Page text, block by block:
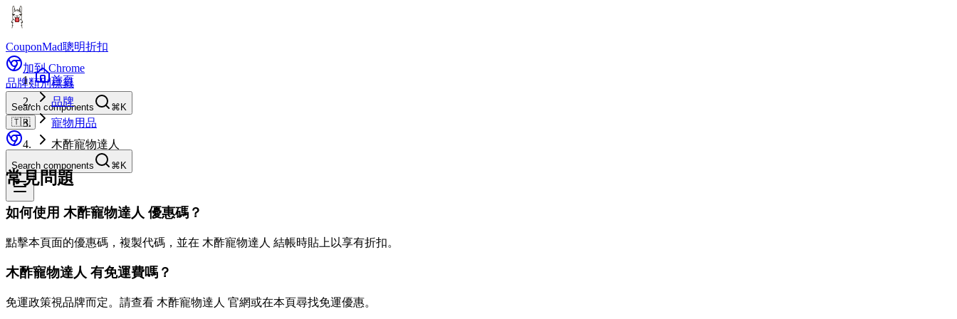
CouponMad聰明折扣
加到 Chrome
品牌類別標籤
Search components
⌘K
🇹🇼
Search components ⌘K
首頁
品牌
寵物用品
木酢寵物達人
常見問題
如何使用 木酢寵物達人 優惠碼？
點擊本頁面的優惠碼，複製代碼，並在 木酢寵物達人 結帳時貼上以享有折扣。
木酢寵物達人 有免運費嗎？
免運政策視品牌而定。請查看 木酢寵物達人 官網或在本頁尋找免運優惠。